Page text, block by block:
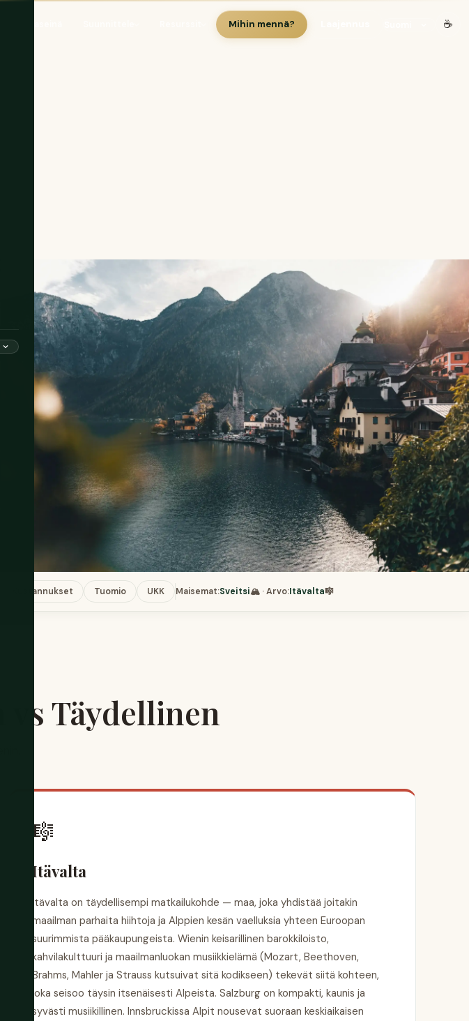
Mihin mennä? ☕
Kustannukset Tuomio UKK Maisemat:Sveitsi🏔️ · Arvo:Itävalta🎼
Täydellinen
🎼
Itävalta
Itävalta on täydellisempi matkailukohde — maa, joka yhdistää joitakin
maailman parhaita hiihtoja ja Alppien kesän vaelluksia yhteen Euroopan
suurimmista pääkaupungeista. Wienin keisarillinen barokkiloisto,
kahvilakulttuuri ja maailmanluokan musiikkielämä (Mozart, Beethoven,
Brahms, Mahler ja Strauss kutsuivat sitä kodikseen) tekevät siitä kohteen,
joka seisoo täysin itsenäisesti Alpeista. Salzburg on kompakti, kaunis ja
syvästi musiikillinen. Innsbruckissa Alpit nousevat suoraan keskiaikaisen